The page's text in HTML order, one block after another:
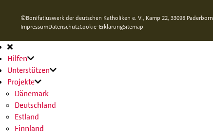
©Bonifatiuswerk der deutschen Katholiken e. V., Kamp 22, 33098 Paderborn
ImpressumDatenschutzCookie-ErklärungSitemap
Hauptnavigation
Hilfen
Unterstützen
Projekte
Dänemark
Deutschland
Estland
Finnland